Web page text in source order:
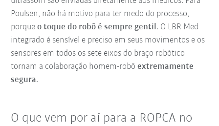
Poulsen, não há motivo para ter medo do processo,
porqueo toque do robô é sempre gentil. O LBR Med
integrado é sensível e preciso em seus movimentos e os
sensores em todos os sete eixos do braço robótico
tornam a colaboração homem-robôextremamente
segura.
O que vem por aí para a ROPCA no